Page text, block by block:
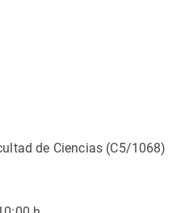
de Ciencias (C5/1068)